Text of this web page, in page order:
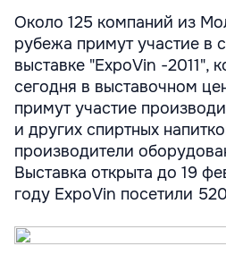
Около 125 компаний из
рубежа примут участие в
выставке "ExpoVin -2011",
сегодня в выставочном
примут участие
и других спиртных
производители
Выставка открыта до 19
году ExpoVin посетили